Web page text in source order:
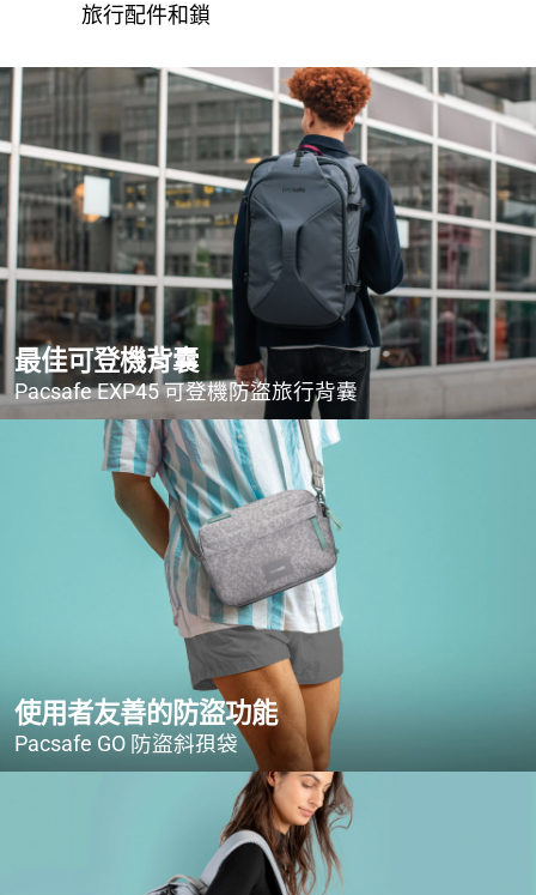
旅行配件和鎖
最佳可登機背囊
Pacsafe EXP45 可登機防盜旅行背囊
使用者友善的防盜功能
Pacsafe GO 防盜斜孭袋